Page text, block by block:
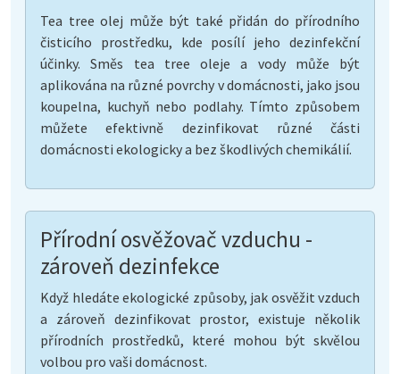
Tea tree olej může být také přidán do přírodního
čisticího prostředku, kde posílí jeho dezinfekční
účinky. Směs tea tree oleje a vody může být
aplikována na různé povrchy v domácnosti, jako jsou
koupelna, kuchyň nebo podlahy. Tímto způsobem
můžete efektivně dezinfikovat různé části
domácnosti ekologicky a bez škodlivých chemikálií.
Přírodní osvěžovač vzduchu -
zároveň dezinfekce
Když hledáte ekologické způsoby, jak osvěžit vzduch
a zároveň dezinfikovat prostor, existuje několik
přírodních prostředků, které mohou být skvělou
volbou pro vaši domácnost.